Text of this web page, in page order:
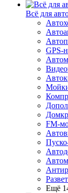
Всё для
GPS-
FM-
Ещё